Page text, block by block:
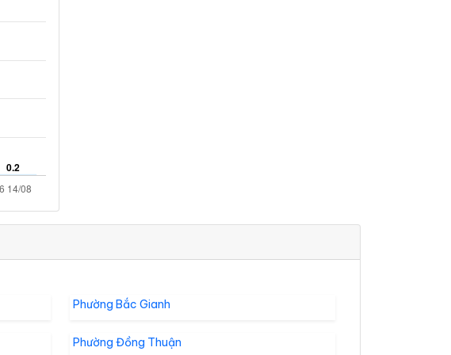
Phường Bắc Gianh
Phường Đồng Thuận